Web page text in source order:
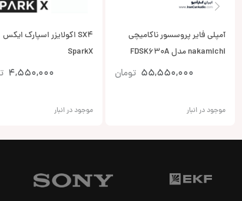
آمپلی فایر پروسسور ناکامیچی
nakamichi مدل FDSK630A
55,550,000 تومان
موجود در انبار
SX4 اکولایزر اسپارک ایکس
SparkX
4,550,000
موجود در انبار